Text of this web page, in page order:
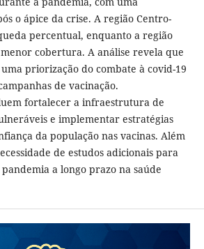
o ápice da crise. A região Centro-
percentual, enquanto a região
cobertura. A análise revela que
priorização do combate à covid-19
de vacinação.
fortalecer a infraestrutura de
e implementar estratégias
da população nas vacinas. Além
de estudos adicionais para
a longo prazo na saúde